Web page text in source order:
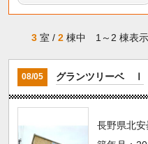
3 室 /2 棟中 1～2 棟表示
08/05 グランツリーベ Ⅰ
長野県北